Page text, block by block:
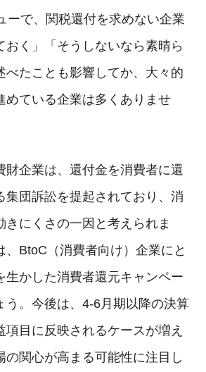
ーで、関税還付を求めない企業
おく」「そうしないなら素晴ら
べたことも影響してか、大々的
めている企業は多くありませ
財企業は、還付金を消費者に還
集団訴訟を提起されており、消
きにくさの一因と考えられま
、BtoC（消費者向け）企業にと
生かした消費者還元キャンペー
う。今後は、4-6月期以降の決算
項目に反映されるケースが増え
の関心が高まる可能性に注目し